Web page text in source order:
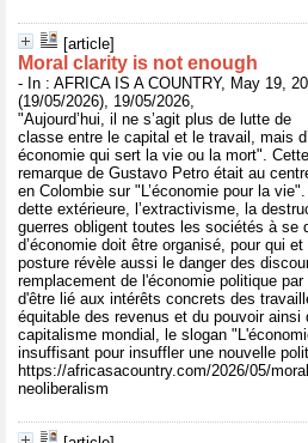
[article]
Moral clarity is not enough
- In : AFRICA IS A COUNTRY, May 19,
(19/05/2026), 19/05/2026,
"Aujourd’hui, il ne s’agit plus de lutte de
classe entre le capital et le travail, mais
économie qui sert la vie ou la mort". Cette
remarque de Gustavo Petro était au
en Colombie sur "L’économie pour la
dette extérieure, l’extractivisme, la
guerres obligent toutes les sociétés à se
d’économie doit être organisé, pour qui
posture révèle aussi le danger des
remplacement de l'économie politique
d'être lié aux intérêts concrets des
équitable des revenus et du pouvoir ainsi
capitalisme mondial, le slogan
insuffisant pour insuffler une nouvelle
https://africasacountry.com/2026/05/
neoliberalism